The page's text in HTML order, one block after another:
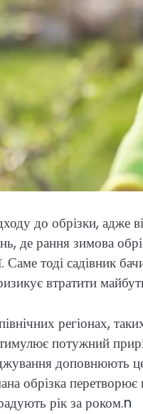
до обрізки, адже
де рання зимова
Саме тоді садівник
втратити
регіонах,
потужний
доповнюють
обрізка
рік за роком.n